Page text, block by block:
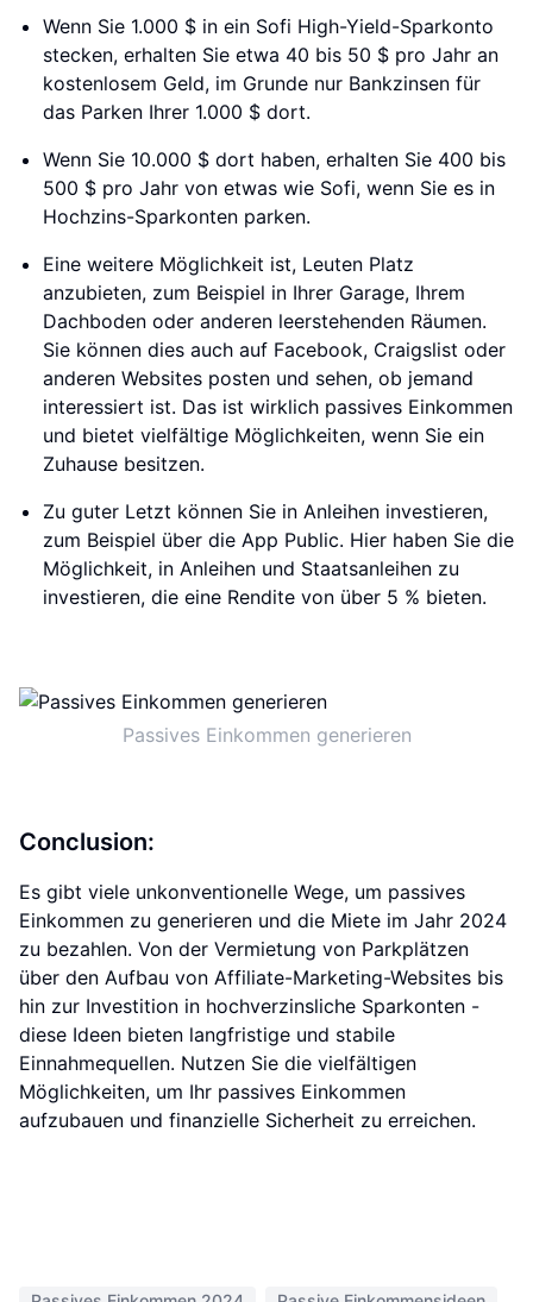
Wenn Sie 1.000 $ in ein Sofi High-Yield-Sparkonto
stecken, erhalten Sie etwa 40 bis 50 $ pro Jahr an
kostenlosem Geld, im Grunde nur Bankzinsen für
das Parken Ihrer 1.000 $ dort.
Wenn Sie 10.000 $ dort haben, erhalten Sie 400 bis
500 $ pro Jahr von etwas wie Sofi, wenn Sie es in
Hochzins-Sparkonten parken.
Eine weitere Möglichkeit ist, Leuten Platz
anzubieten, zum Beispiel in Ihrer Garage, Ihrem
Dachboden oder anderen leerstehenden Räumen.
Sie können dies auch auf Facebook, Craigslist oder
anderen Websites posten und sehen, ob jemand
interessiert ist. Das ist wirklich passives Einkommen
und bietet vielfältige Möglichkeiten, wenn Sie ein
Zuhause besitzen.
Zu guter Letzt können Sie in Anleihen investieren,
zum Beispiel über die App Public. Hier haben Sie die
Möglichkeit, in Anleihen und Staatsanleihen zu
investieren, die eine Rendite von über 5 % bieten.
Passives Einkommen generieren
Conclusion:
Es gibt viele unkonventionelle Wege, um passives
Einkommen zu generieren und die Miete im Jahr 2024
zu bezahlen. Von der Vermietung von Parkplätzen
über den Aufbau von Affiliate-Marketing-Websites bis
hin zur Investition in hochverzinsliche Sparkonten -
diese Ideen bieten langfristige und stabile
Einnahmequellen. Nutzen Sie die vielfältigen
Möglichkeiten, um Ihr passives Einkommen
aufzubauen und finanzielle Sicherheit zu erreichen.